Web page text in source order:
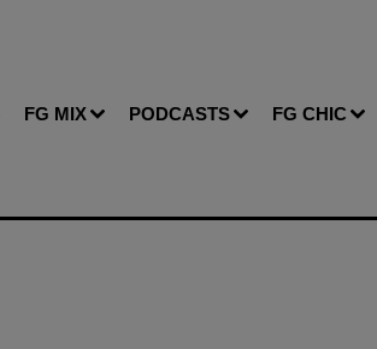
FG MIX PODCASTS FG CHIC